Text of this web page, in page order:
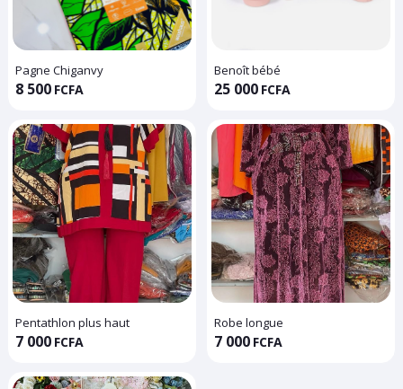
Pagne Chiganvy
8 500 FCFA
Benoît bébé
25 000 FCFA
Pentathlon plus haut
7 000 FCFA
Robe longue
7 000 FCFA